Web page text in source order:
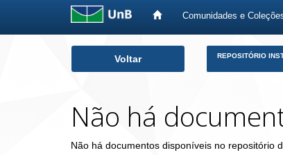
Comunidades e
Voltar REPOSITÓRIO
Não há
Não há documentos disponíveis no repositório